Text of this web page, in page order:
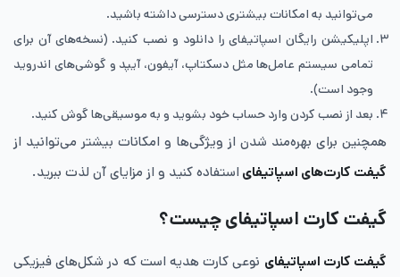
می‌توانید به امکانات بیشتری دسترسی داشته باشید.
اپلیکیشن رایگان اسپاتیفای را دانلود و نصب کنید. (نسخه‌های آن برای
تمامی سیستم عامل‌ها مثل دسکتاپ، آیفون، آیپد و گوشی‌های اندروید
وجود است).
بعد از نصب کردن وارد حساب خود بشوید و به موسیقی‌ها گوش کنید.
همچنین برای بهره‌مند شدن از ویژگی‌ها و امکانات بیشتر می‌توانید از
گیفت کار‌‌ت‌های اسپاتیفای استفاده کنید و از مزایای آن لذت ببرید.
گیفت کارت اسپاتیفای چیست؟
گیفت کارت اسپاتیفای نوعی کارت هدیه است که در شکل‌های فیزیکی